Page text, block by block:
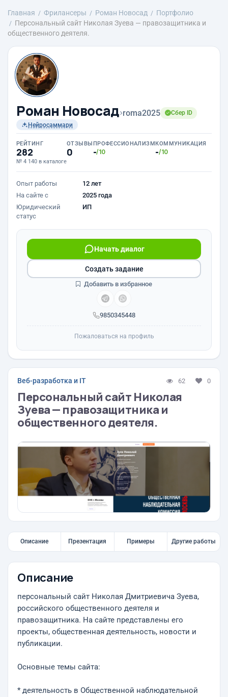
Главная Фрилансеры Роман Новосад
Портфолио
Персональный сайт Николая Зуева — правозащитника и
общественного деятеля.
Роман Новосад›roma2025
Сбер ID
Нейросаммари
РЕЙТИНГ
282
№ 4 140 в каталоге
ОТЗЫВЫ
0
ПРОФЕССИОНАЛИЗМ
-/10
КОММУНИКАЦИЯ
-/10
Опыт работы
12 лет
На сайте с
2025 года
Юридический
статус
ИП
9850345448
Начать диалог
Создать задание
Добавить в избранное
Пожаловаться на профиль
Веб-разработка и IT 62 0
Персональный сайт Николая
Зуева — правозащитника и
общественного деятеля.
Описание Презентация Примеры Другие работы
Описание
персональный сайт Николая Дмитриевича Зуева,
российского общественного деятеля и
правозащитника. На сайте представлены его
проекты, общественная деятельность, новости и
публикации.
Основные темы сайта:
* деятельность в Общественной наблюдательной